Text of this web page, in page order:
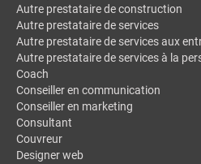
Autre prestataire de construction
Autre prestataire de services
Autre prestataire de services aux
Autre prestataire de services à la
Coach
Conseiller en communication
Conseiller en marketing
Consultant
Couvreur
Designer web